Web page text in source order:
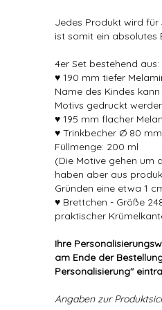
Jedes Produkt wird für
ist somit ein absolutes
4er Set bestehend aus:
♥ 190 mm tiefer
Name des Kindes
Motivs gedruckt
♥ 195 mm flacher
♥ Trinkbecher Ø 80
Füllmenge: 200 ml
(Die Motive gehen um
haben aber aus
Gründen eine etwa 1
♥ Brettchen - Größe
praktischer
Ihre
am Ende der
Personalisierung"
Angaben zur